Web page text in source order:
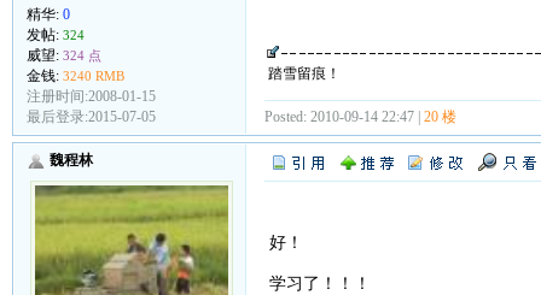
精华: 0
发帖: 324
威望: 324 点
金钱: 3240 RMB
注册时间:2008-01-15
最后登录:2015-07-05
踏雪留痕！
Posted: 2010-09-14 22:47 | 20 楼
魏程林
好！
学习了！！！